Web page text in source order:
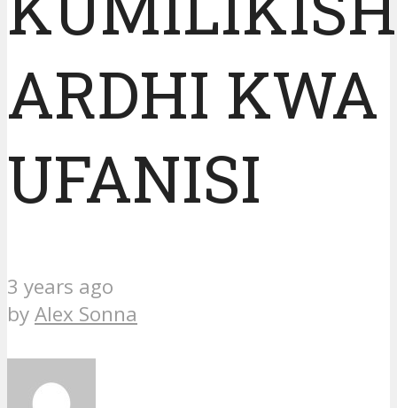
ARDHI KWA
UFANISI
3 years ago
byAlex Sonna